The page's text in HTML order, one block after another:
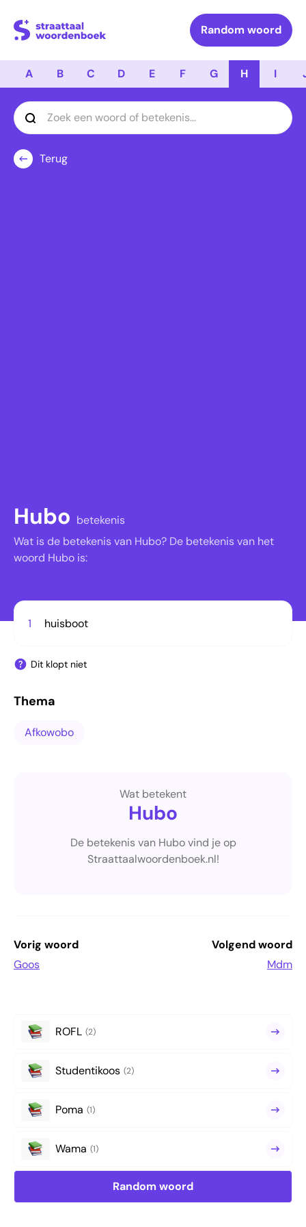
Logo Straattaal Woordenboek
Random woord
A B C D E F G H I
Terug
Hubo betekenis
Wat is de betekenis van Hubo? De betekenis van het
woord Hubo is:
1 huisboot
Dit klopt niet
Thema
Afkowobo
Wat betekent
Hubo
De betekenis van Hubo vind je op
Straattaalwoordenboek.nl!
Vorig woord
Goos
Volgend woord
Mdm
ROFL (2)
Studentikoos (2)
Poma (1)
Wama (1)
Random woord